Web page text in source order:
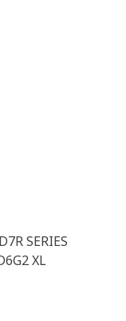
SERIES
XL